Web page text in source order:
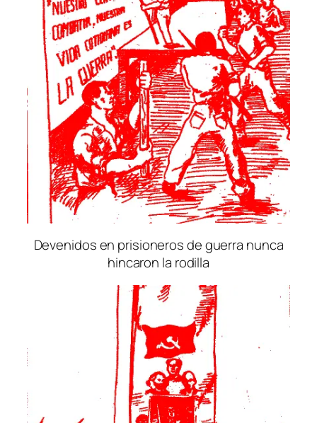
Devenidos en prisioneros de guerra nunca
hincaron la rodilla